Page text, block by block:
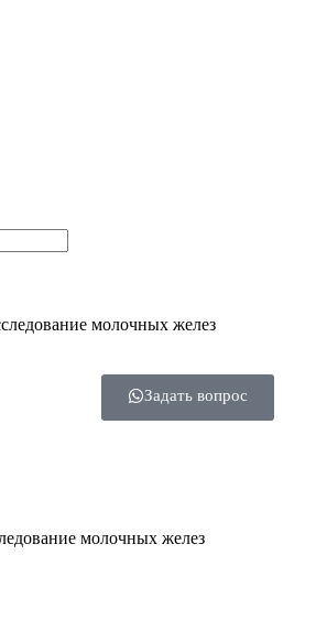
молочных желез
Задать вопрос
молочных желез